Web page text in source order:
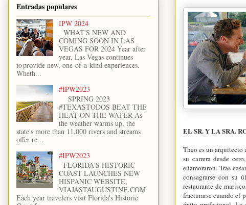
EL SR. Y LA SRA.
Theo es un arquitecto
su carrera desde
enamoraron. Tras
consagrarse con su
restaurante de
fracturarse cuando el
Entradas populares
IPW 2024
WHAT'S NEW AND
COMING SOON IN LAS
VEGAS FOR 2024 Year after
year, Las Vegas continues
to provide new, one-of-a-kind experiences.
Wheth...
#IPW2023
SPRING 2023
#TEXASTODOS BEAT THE
HEAT ON THE WATER As
the weather warms up, the
state's more than 11,000 rivers and streams
offer re...
#IPW2023
FLORIDA'S HISTORIC
COAST LAUNCHES NEW
HISPANIC WEBSITE,
VIAJASTAUGUSTINE.COM
Each year travelers visit Florida's Historic